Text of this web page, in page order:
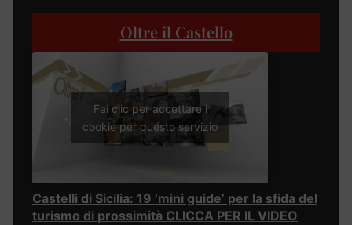
Oltre il Castello
Fai clic per accettare i
cookie per questo servizio
Castelli di Sicilia: 19 ‘mini guide’ per la sfida del
turismo di prossimità CLICCA PER IL VIDEO